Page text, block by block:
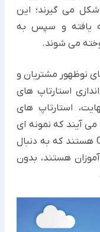
می گیرند؛ این
یافته و سپس به
می شوند.
نوظهور مشتریان و
اندازی استارتاپ های
استارتاپ های
می آیند که نمونه ای
از آن ها سازمان هایی مانند Code.org هستند که به دنبال
هستند، بدون